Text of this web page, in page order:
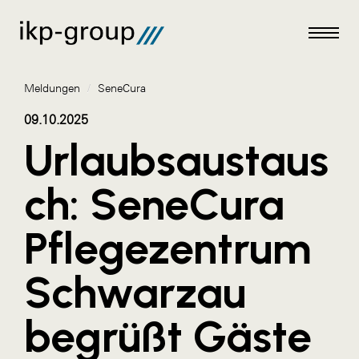
Meldungen
AKTUELLES
ACO
ALEX Krems
Amazon Web Services
AustroCel Hallein
Meldungen / SeneCura
09.10.2025
Urlaubsaustaus
ch: SeneCura
Pflegezentrum
Schwarzau
begrüßt Gäste